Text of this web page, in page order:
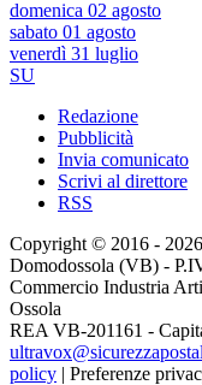
domenica 02 agosto
sabato 01 agosto
venerdì 31 luglio
SU
Redazione
Pubblicità
Invia comunicato
Scrivi al direttore
RSS
Copyright © 2016 -
Domodossola (VB) -
Commercio Industria
Ossola
REA VB-201161 -
policy | Preferenze